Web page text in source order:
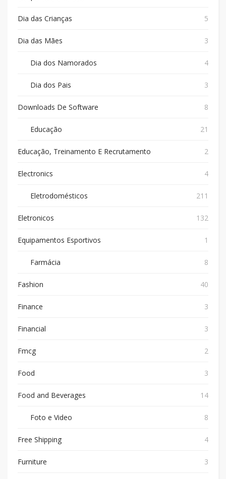
Dia das Crianças 5
Dia das Mães 3
Dia dos Namorados 4
Dia dos Pais 3
Downloads De Software 8
Educação 21
Educação, Treinamento E Recrutamento 2
Electronics 4
Eletrodomésticos 211
Eletronicos 132
Equipamentos Esportivos 1
Farmácia 8
Fashion 40
Finance 3
Financial 3
Fmcg 2
Food 3
Food and Beverages 14
Foto e Video 8
Free Shipping 4
Furniture 3